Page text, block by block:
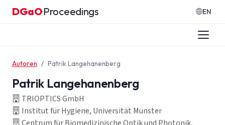
Zum Inhalt springen
DGaO·Proceedings EN
Autoren Patrik Langehanenberg
Patrik Langehanenberg
TRIOPTICS GmbH
Institut für Hygiene, Universität Münster